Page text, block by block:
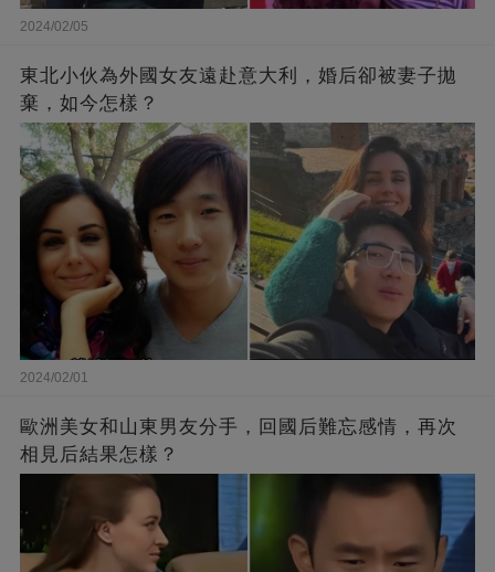
2024/02/05
東北小伙為外國女友遠赴意大利，婚后卻被妻子拋
棄，如今怎樣？
2024/02/01
歐洲美女和山東男友分手，回國后難忘感情，再次
相見后結果怎樣？